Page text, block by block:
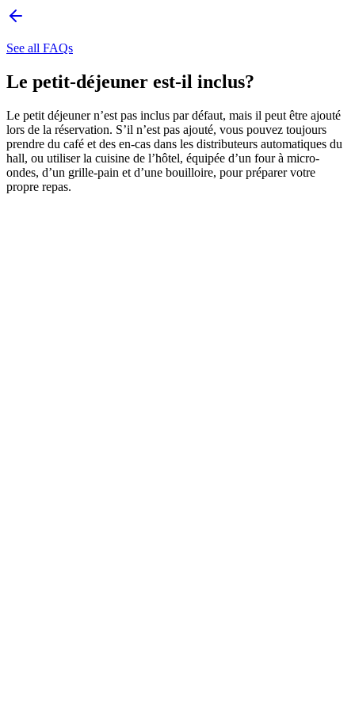
See all FAQs
Le petit-déjeuner est-il inclus?
Le petit déjeuner n’est pas inclus par défaut, mais il peut être ajouté
lors de la réservation. S’il n’est pas ajouté, vous pouvez toujours
prendre du café et des en-cas dans les distributeurs automatiques du
hall, ou utiliser la cuisine de l’hôtel, équipée d’un four à micro-
ondes, d’un grille-pain et d’une bouilloire, pour préparer votre
propre repas.